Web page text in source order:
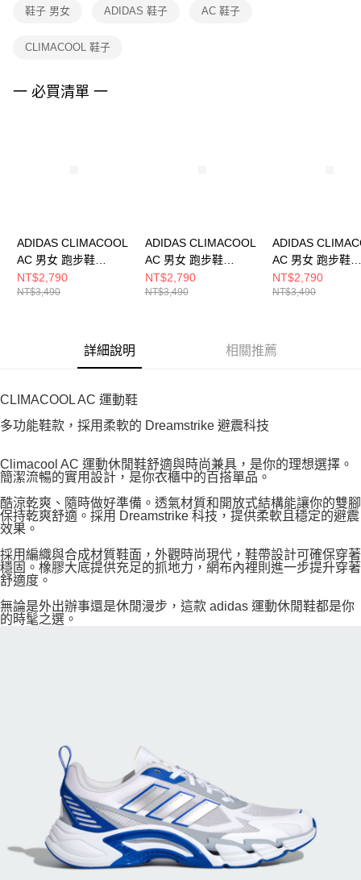
權轉讓予恩沛科技股份有限公司。
３．未成年的使用者請事先徵得法定代理人或監護人之同意方可使用
４．使用「AFTEE先享後付」時，將依據個別帳號之用戶狀況，依本公司即
鞋子 男女 ADIDAS 鞋子 AC 鞋子
CLIMACOOL 鞋子
一 必買清單 一
ADIDAS CLIMACOOL
AC 男女 跑步鞋
KJ1701
NT$2,790
NT$3,490
ADIDAS CLIMACOOL
AC 男女 跑步鞋
KH9331
NT$2,790
NT$3,490
ADIDAS
AC 男女 跑步鞋
KJ1709
NT$2,790
NT$3,490
詳細說明 相關推薦
CLIMACOOL AC 運動鞋
多功能鞋款，採用柔軟的 Dreamstrike 避震科技
Climacool AC 運動休閒鞋舒適與時尚兼具，是你的理想選擇。
簡潔流暢的實用設計，是你衣櫃中的百搭單品。
酷涼乾爽、隨時做好準備。透氣材質和開放式結構能讓你的雙腳
保持乾爽舒適。採用 Dreamstrike 科技，提供柔軟且穩定的避震
效果。
採用編織與合成材質鞋面，外觀時尚現代，鞋帶設計可確保穿著
穩固。橡膠大底提供充足的抓地力，網布內裡則進一步提升穿著
舒適度。
無論是外出辦事還是休閒漫步，這款 adidas 運動休閒鞋都是你
的時髦之選。